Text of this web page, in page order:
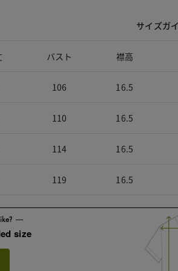
サイズガ
バスト 襟高
106 16.5
110 16.5
114 16.5
119 16.5
size